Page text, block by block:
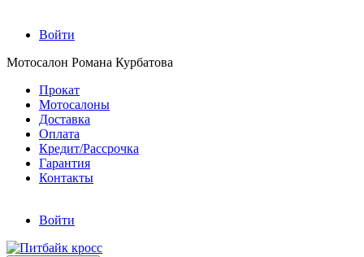
Войти
Мотосалон Романа Курбатова
Прокат
Мотосалоны
Доставка
Оплата
Кредит/Рассрочка
Гарантия
Контакты
Войти